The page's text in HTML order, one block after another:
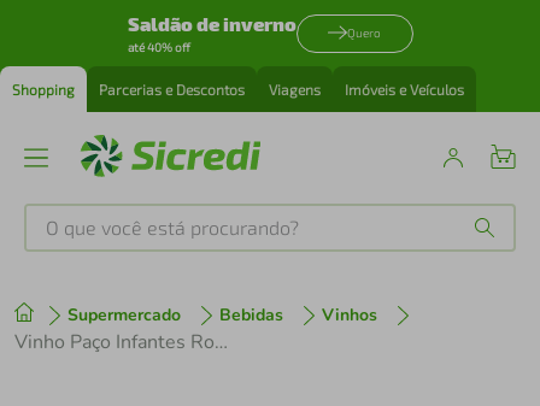
Saldão de inverno
até 40% off
Quero
Shopping Parcerias e Descontos Viagens Imóveis e Veículos
O que você está procurando?
Supermercado Bebidas Vinhos
Vinho Paço Infantes Rosé Touriga Nacional Herdade da Lisboa 1500ml
1 º tenis